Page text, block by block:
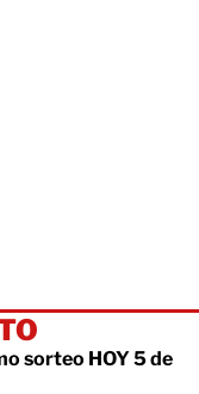
sorteo HOY 5 de